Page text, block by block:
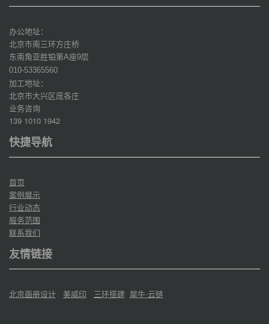
办公地址：
北京市南三环方庄桥
东南角亚胜铂第A座9层
010-53365560
加工地址：
北京市大兴区庞各庄
业务咨询
139 1010 1942
快捷导航
首页
案例展示
行业动态
服务范围
联系我们
友情链接
北京画册设计 美威印 三环搭建 犀牛·云链